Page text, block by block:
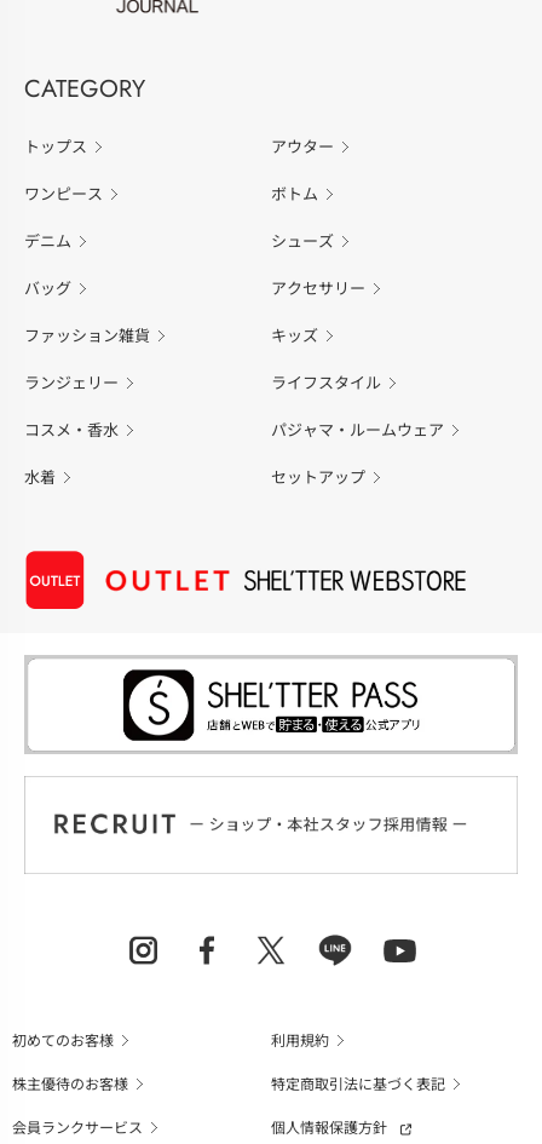
CATEGORY
トップス アウター
ワンピース ボトム
デニム シューズ
バッグ アクセサリー
ファッション雑貨 キッズ
ランジェリー ライフスタイル
コスメ・香水 パジャマ・ルームウェア
水着 セットアップ
初めてのお客様
利用規約
株主優待のお客様
特定商取引法に基づく表記
会員ランクサービス
個人情報保護方針